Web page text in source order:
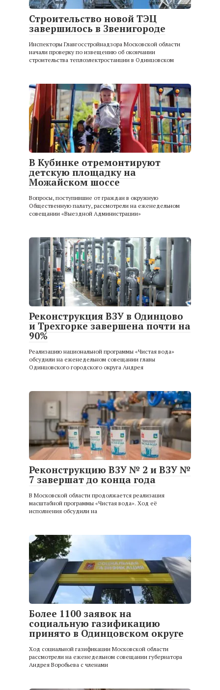
Строительство новой ТЭЦ
завершилось в Звенигороде
Инспекторы Главгосстройнадзора Московской области
начали проверку по извещению об окончании
строительства теплоэлектростанции в Одинцовском
В Кубинке отремонтируют
детскую площадку на
Можайском шоссе
Вопросы, поступившие от граждан в окружную
Общественную палату, рассмотрели на еженедельном
совещании «Выездной Администрации»
Реконструкция ВЗУ в Одинцово
и Трехгорке завершена почти на
90%
Реализацию национальной программы «Чистая вода»
обсудили на еженедельном совещании главы
Одинцовского городского округа Андрея
Реконструкцию ВЗУ № 2 и ВЗУ №
7 завершат до конца года
В Московской области продолжается реализация
масштабной программы «Чистая вода». Ход её
исполнения обсудили на
Более 1100 заявок на
социальную газификацию
принято в Одинцовском округе
Ход социальной газификации Московской области
рассмотрели на еженедельном совещании губернатора
Андрея Воробьева с членами